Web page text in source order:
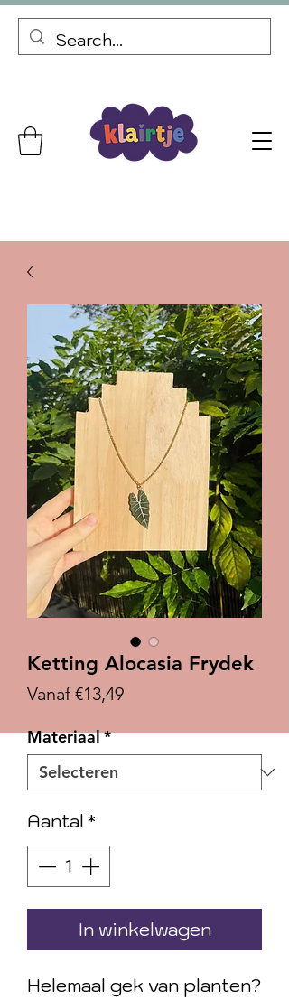
Ketting Alocasia Frydek
Vanaf€13,49Verkoopprijs
Materiaal*
Aantal*
In winkelwagen
Helemaal gek van planten?